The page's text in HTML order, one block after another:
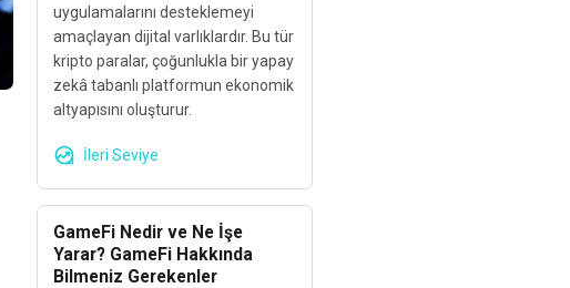
uygulamalarını desteklemeyi
amaçlayan dijital varlıklardır. Bu tür
kripto paralar, çoğunlukla bir yapay
zekâ tabanlı platformun ekonomik
altyapısını oluşturur.
İleri Seviye
GameFi Nedir ve Ne İşe
Yarar? GameFi Hakkında
Bilmeniz Gerekenler